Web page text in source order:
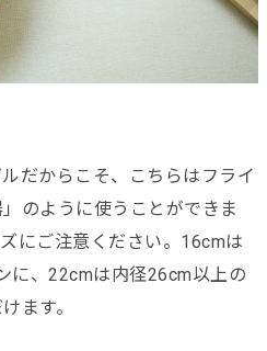
だからこそ、こちらはフライ
のように使うことができま
にご注意ください。16cmは
に、22cmは内径26cm以上の
ます。